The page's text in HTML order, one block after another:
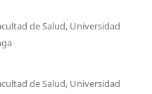
de Salud, Universidad
de Salud, Universidad